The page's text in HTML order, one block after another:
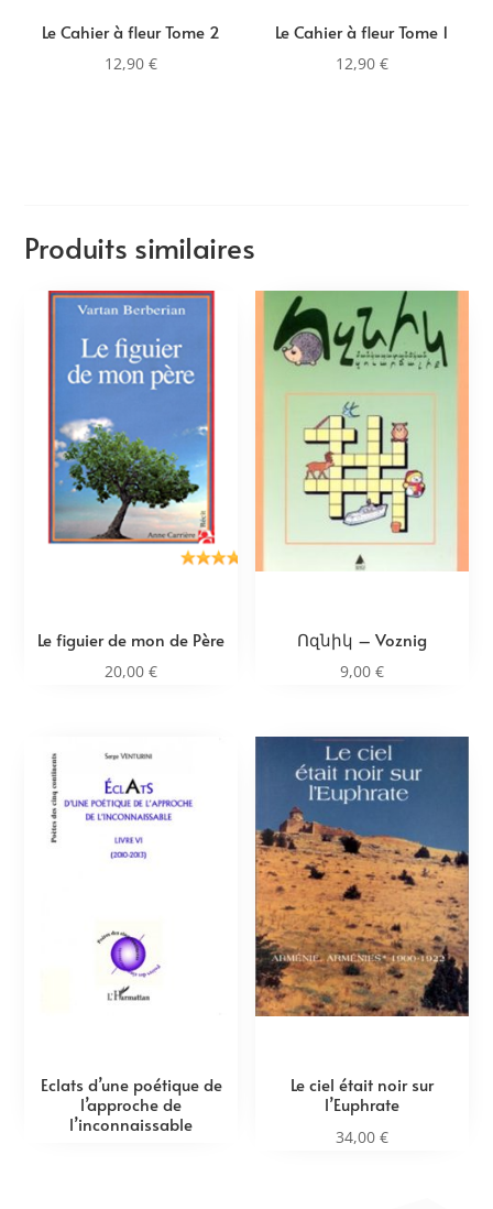
Le Cahier à fleur Tome 2
12,90€
Le Cahier à fleur Tome 1
12,90 €
Produits similaires
Le figuier de mon de Père
20,00€
Ոզնիկ – Voznig
9,00 €
Eclats d’une poétique de
l’approche de
l’inconnaissable
Le ciel était noir sur
l’Euphrate
34,00 €